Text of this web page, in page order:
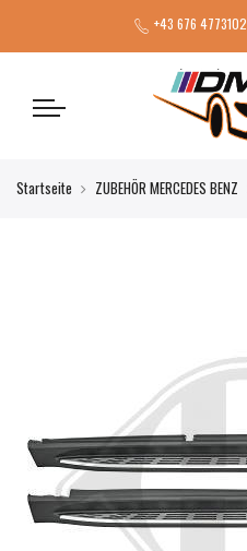
+43 676 4773102
Startseite ZUBEHÖR MERCEDES BENZ